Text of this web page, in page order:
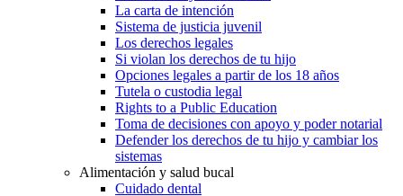
La carta de intención
Sistema de justicia juvenil
Los derechos legales
Si violan los derechos de tu hijo
Opciones legales a partir de los 18 años
Tutela o custodia legal
Rights to a Public Education
Toma de decisiones con apoyo y poder notarial
Defender los derechos de tu hijo y cambiar los
sistemas
Alimentación y salud bucal
Cuidado dental